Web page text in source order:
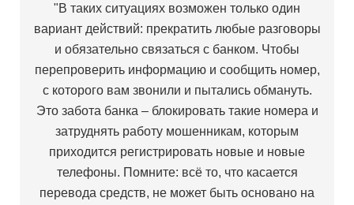
"В таких ситуациях возможен только один
вариант действий: прекратить любые разговоры
и обязательно связаться с банком. Чтобы
перепроверить информацию и сообщить номер,
с которого вам звонили и пытались обмануть.
Это забота банка – блокировать такие номера и
затруднять работу мошенникам, которым
приходится регистрировать новые и новые
телефоны. Помните: всё то, что касается
перевода средств, не может быть основано на